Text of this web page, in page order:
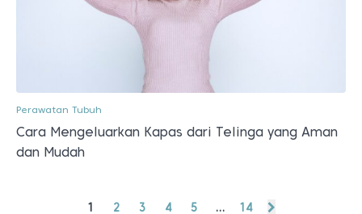
Perawatan Tubuh
Cara Mengeluarkan Kapas dari Telinga yang Aman
dan Mudah
1 2 3 4 5 … 14